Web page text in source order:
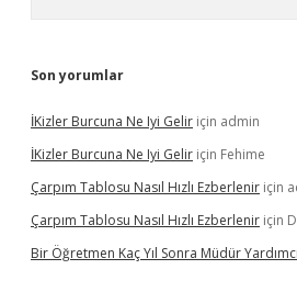
Son yorumlar
İKizler Burcuna Ne Iyi Gelir için admin
İKizler Burcuna Ne Iyi Gelir için Fehime
Çarpım Tablosu Nasıl Hızlı Ezberlenir için
Çarpım Tablosu Nasıl Hızlı Ezberlenir için
Bir Öğretmen Kaç Yıl Sonra Müdür